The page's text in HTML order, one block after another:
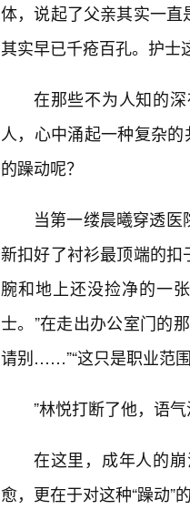
体，说起了父亲其实一
其实早已千疮百孔。护士
在那些不为人知的
人，心中涌起一种复杂
的躁动呢？
当第一缕晨曦穿透
新扣好了衬衫最顶端的
腕和地上还没捡净的一
士。”在走出办公室门的
请别……”“这只是职业范
”林悦打断了他，语
在这里，成年人的
愈，更在于对这种“躁动”